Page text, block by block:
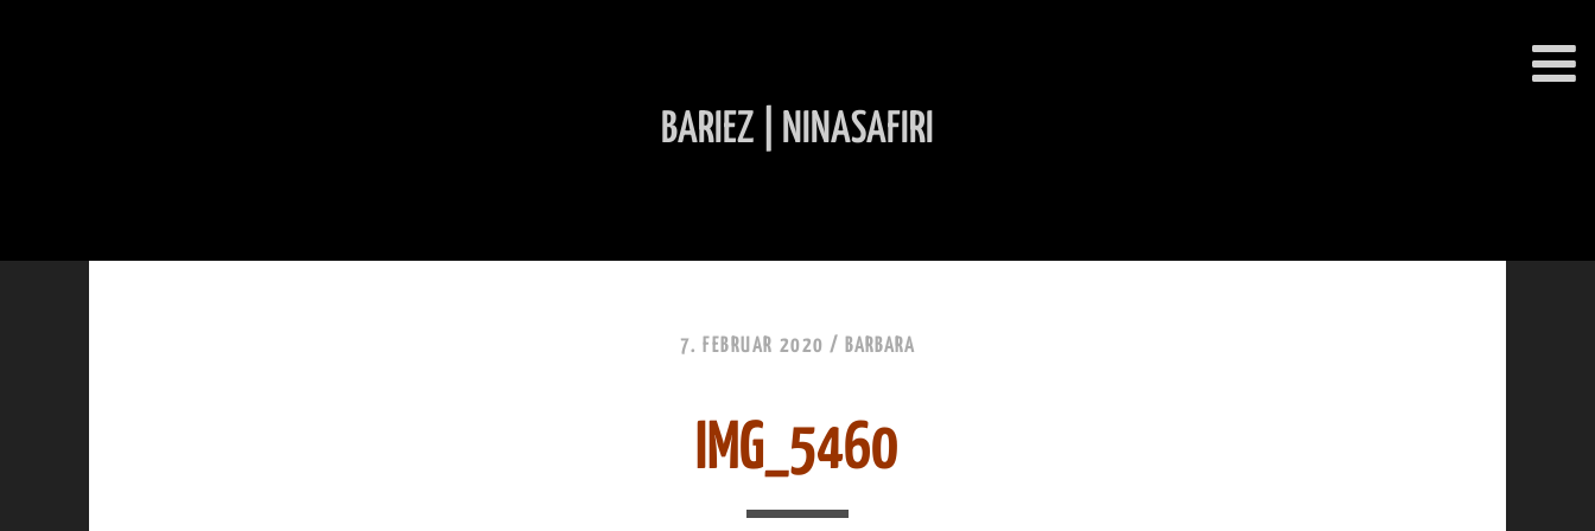
7. FEBRUAR 2020 / BARBARA
IMG_5460
BARIEZ | NINASAFIRI